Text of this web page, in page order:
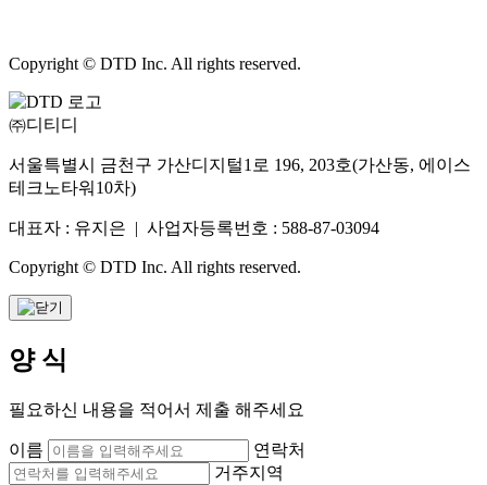
Copyright © DTD Inc. All rights reserved.
㈜디티디
서울특별시 금천구 가산디지털1로 196, 203호(가산동, 에이스
테크노타워10차)
대표자 : 유지은 | 사업자등록번호 : 588-87-03094
Copyright © DTD Inc. All rights reserved.
양 식
필요하신 내용을 적어서 제출 해주세요
이름
연락처
거주지역